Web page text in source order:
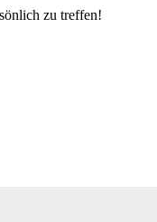
zu treffen!